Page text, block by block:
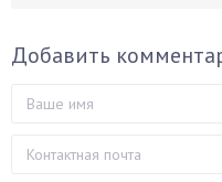
Добавить